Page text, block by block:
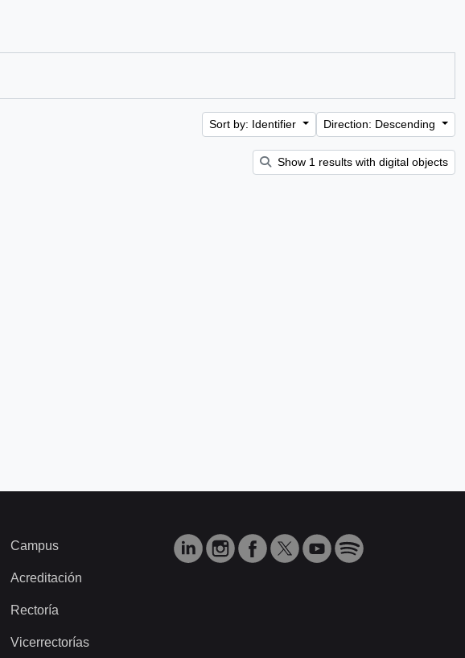
Sort by: Identifier Direction: Descending
Show 1 results with digital objects
Campus
Acreditación
Rectoría
Vicerrectorías